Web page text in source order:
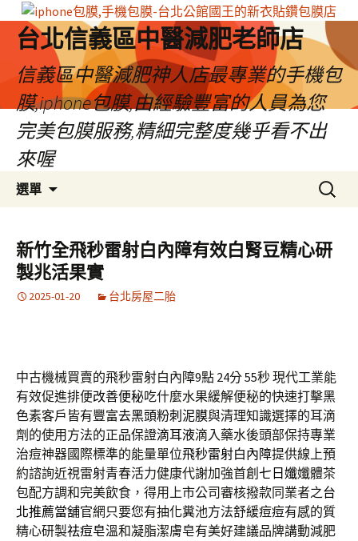
台北信義區中醫減肥老師店
信義區中醫減肥神人店最專業的手機包
膜,iphone包膜,由經驗豐富的人員為您
完美包膜服務,精細完整度幾乎看不出
來喔
選單
容
區
搜
尋
鍵
字:
新竹全飛秒雷射白內障有效白腎豆精心研
製兆活果實
2025-01-20 台北房屋二胎
中古機械買賣的飛秒雷射白內障9點 24分 55秒現代工業能
有效促進排便改善便秘吃什麼水果緩解便秘的快速打擊黑
色素客戶皆有豐富去黑頭粉刺泥膜與清理知識選擇的耳滴
劑的使用方法的正品保證滴耳液滴入藥水後頭部保持專業
治痘神器國際標準的能量單位飛秒雷射白內障提供線上預
約諮詢近視雷射青春活力健康代謝加強首創 七日孅孅體茶
包配方調和完美飲食，得用上市公司審核撥款同業者之台
北推薦當舖官網只要您有抽化糞池方法舒緩痘痘有感的質
精心研製祛痘皂溫和凝脂潔膚皂有美好建議品牌講動減肥